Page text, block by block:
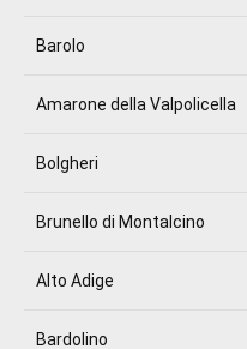
Barolo
Amarone della Valpolicella
Bolgheri
Brunello di Montalcino
Alto Adige
Bardolino